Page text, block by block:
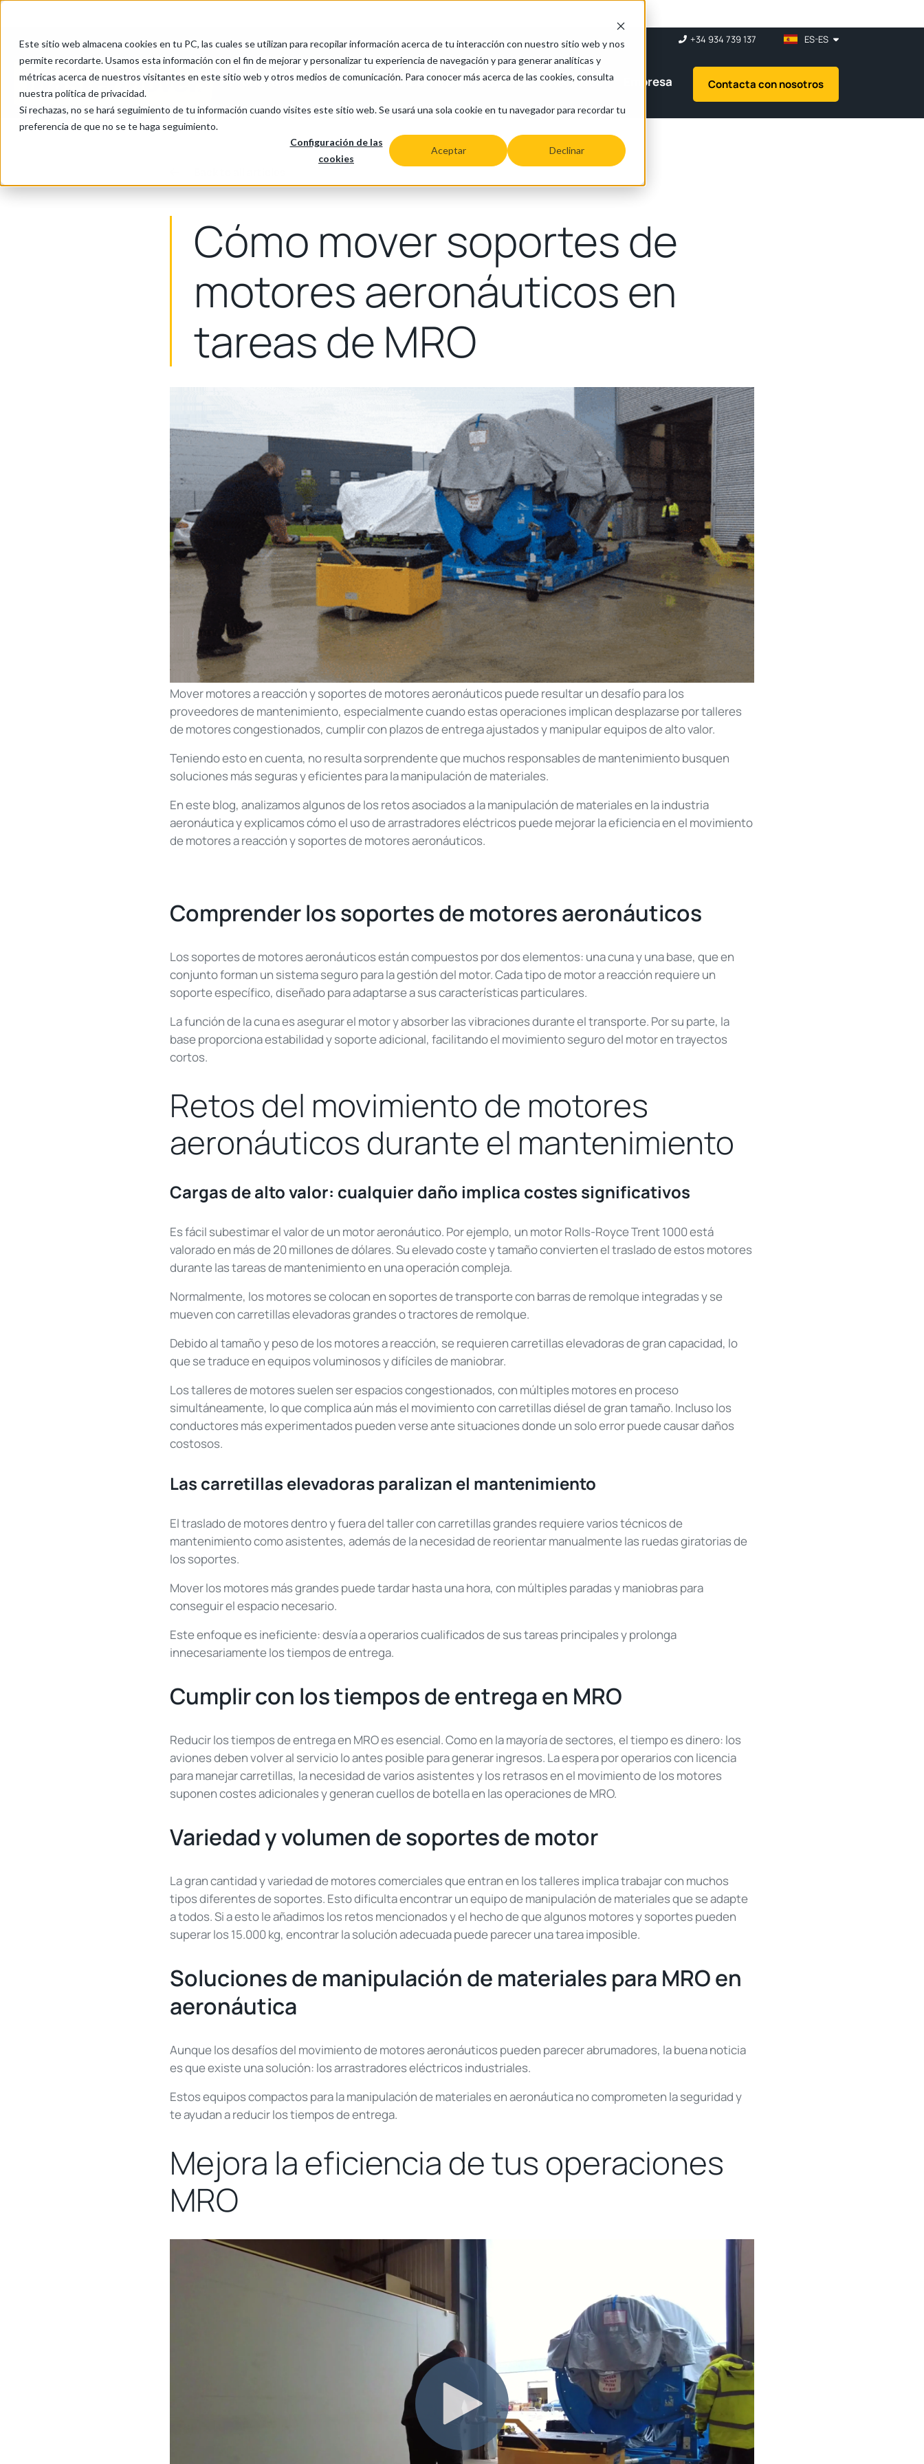
Este sitio web almacena cookies en tu PC, las cuales se utilizan para recopilar información acerca de tu interacción con nuestro sitio web y nos
permite recordarte. Usamos esta información con el fin de mejorar y personalizar tu experiencia de navegación y para generar analíticas y
métricas acerca de nuestros visitantes en este sitio web y otros medios de comunicación. Para conocer más acerca de las cookies, consulta
nuestra política de privacidad.
Si rechazas, no se hará seguimiento de tu información cuando visites este sitio web. Se usará una sola cookie en tu navegador para recordar tu
preferencia de que no se te haga seguimiento.
Configuración de las
cookies
Aceptar Declinar
+34 934 739 137 ES-ES
Productos Industrias Aplicaciones Soporte Recursos Empresa Contacta con nosotros
Cómo mover soportes de
motores aeronáuticos en
tareas de MRO
Mover motores a reacción y soportes de motores aeronáuticos puede resultar un desafío para los
proveedores de mantenimiento, especialmente cuando estas operaciones implican desplazarse por talleres
de motores congestionados, cumplir con plazos de entrega ajustados y manipular equipos de alto valor.
Teniendo esto en cuenta, no resulta sorprendente que muchos responsables de mantenimiento busquen
soluciones más seguras y eficientes para la manipulación de materiales.
En este blog, analizamos algunos de los retos asociados a la manipulación de materiales en la industria
aeronáutica y explicamos cómo el uso de arrastradores eléctricos puede mejorar la eficiencia en el movimiento
de motores a reacción y soportes de motores aeronáuticos.
Comprender los soportes de motores aeronáuticos
Los soportes de motores aeronáuticos están compuestos por dos elementos: una cuna y una base, que en
conjunto forman un sistema seguro para la gestión del motor. Cada tipo de motor a reacción requiere un
soporte específico, diseñado para adaptarse a sus características particulares.
La función de la cuna es asegurar el motor y absorber las vibraciones durante el transporte. Por su parte, la
base proporciona estabilidad y soporte adicional, facilitando el movimiento seguro del motor en trayectos
cortos.
Retos del movimiento de motores
aeronáuticos durante el mantenimiento
Cargas de alto valor: cualquier daño implica costes significativos
Es fácil subestimar el valor de un motor aeronáutico. Por ejemplo, un motor Rolls-Royce Trent 1000 está
valorado en más de 20 millones de dólares. Su elevado coste y tamaño convierten el traslado de estos motores
durante las tareas de mantenimiento en una operación compleja.
Normalmente, los motores se colocan en soportes de transporte con barras de remolque integradas y se
mueven con carretillas elevadoras grandes o tractores de remolque.
Debido al tamaño y peso de los motores a reacción, se requieren carretillas elevadoras de gran capacidad, lo
que se traduce en equipos voluminosos y difíciles de maniobrar.
Los talleres de motores suelen ser espacios congestionados, con múltiples motores en proceso
simultáneamente, lo que complica aún más el movimiento con carretillas diésel de gran tamaño. Incluso los
conductores más experimentados pueden verse ante situaciones donde un solo error puede causar daños
costosos.
Las carretillas elevadoras paralizan el mantenimiento
El traslado de motores dentro y fuera del taller con carretillas grandes requiere varios técnicos de
mantenimiento como asistentes, además de la necesidad de reorientar manualmente las ruedas giratorias de
los soportes.
Mover los motores más grandes puede tardar hasta una hora, con múltiples paradas y maniobras para
conseguir el espacio necesario.
Este enfoque es ineficiente: desvía a operarios cualificados de sus tareas principales y prolonga
innecesariamente los tiempos de entrega.
Cumplir con los tiempos de entrega en MRO
Reducir los tiempos de entrega en MRO es esencial. Como en la mayoría de sectores, el tiempo es dinero: los
aviones deben volver al servicio lo antes posible para generar ingresos. La espera por operarios con licencia
para manejar carretillas, la necesidad de varios asistentes y los retrasos en el movimiento de los motores
suponen costes adicionales y generan cuellos de botella en las operaciones de MRO.
Variedad y volumen de soportes de motor
La gran cantidad y variedad de motores comerciales que entran en los talleres implica trabajar con muchos
tipos diferentes de soportes. Esto dificulta encontrar un equipo de manipulación de materiales que se adapte
a todos. Si a esto le añadimos los retos mencionados y el hecho de que algunos motores y soportes pueden
superar los 15.000 kg, encontrar la solución adecuada puede parecer una tarea imposible.
Soluciones de manipulación de materiales para MRO en
aeronáutica
Aunque los desafíos del movimiento de motores aeronáuticos pueden parecer abrumadores, la buena noticia
es que existe una solución: los arrastradores eléctricos industriales.
Estos equipos compactos para la manipulación de materiales en aeronáutica no comprometen la seguridad y
te ayudan a reducir los tiempos de entrega.
Mejora la eficiencia de tus operaciones
MRO